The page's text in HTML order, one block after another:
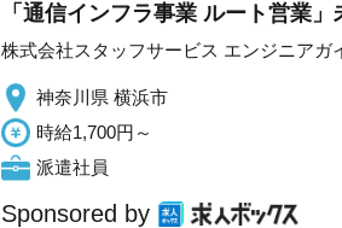
「通信インフラ事業 ルート営業
株式会社スタッフサービス エンジニアガ
神奈川県 横浜市
時給1,700円～
派遣社員
Sponsored by